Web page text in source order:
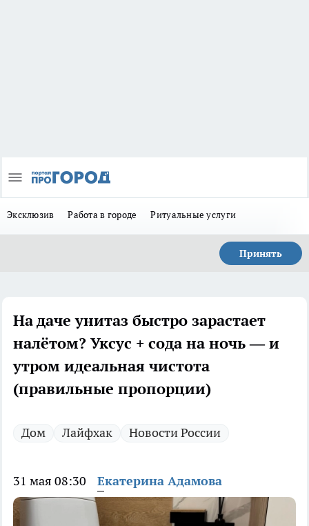
Эксклюзив Работа в городе Ритуальные услуги
Принять
На даче унитаз быстро зарастает
налётом? Уксус + сода на ночь — и
утром идеальная чистота
(правильные пропорции)
Дом Лайфхак Новости России
31 мая 08:30 Екатерина Адамова